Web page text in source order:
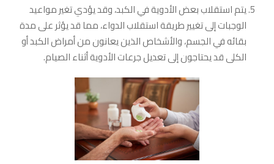
يتم استقلاب بعض الأدوية في الكبد، وقد يؤدي تغير مواعيد
الوجبات إلى تغيير طريقة استقلاب الدواء، مما قد يؤثر على مدة
بقائه في الجسم، والأشخاص الذين يعانون من أمراض الكبد أو
الكلى قد يحتاجون إلى تعديل جرعات الأدوية أثناء الصيام.